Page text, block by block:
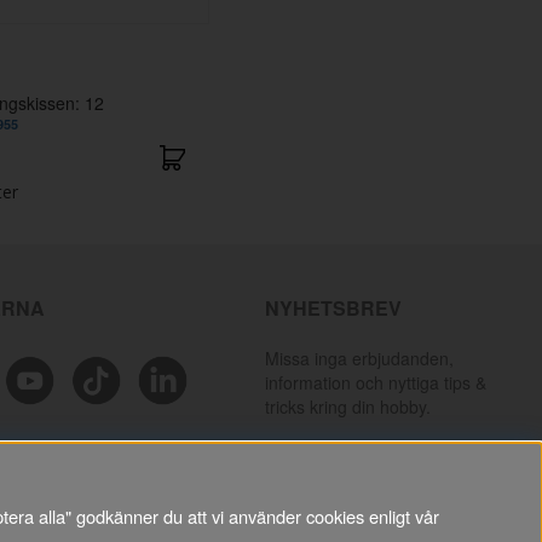
12
alla" godkänner du att vi använder cookies enligt vår